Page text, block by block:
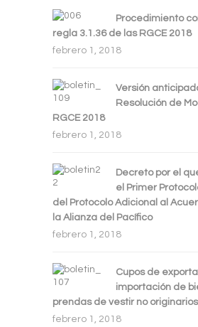
Procedimiento
regla 3.1.36 de las RGCE 2018
febrero 1, 2018
Versión
Resolución de
RGCE 2018
febrero 1, 2018
Decreto por el
el Primer
del Protocolo Adicional al
la Alianza del Pacífico
febrero 1, 2018
Cupos de
importación de
prendas de vestir no originarios
febrero 1, 2018